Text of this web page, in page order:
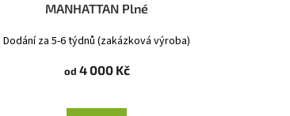
MANHATTAN Plné
Dodání za 5-6 týdnů (zakázková výroba)
od 4 000 Kč